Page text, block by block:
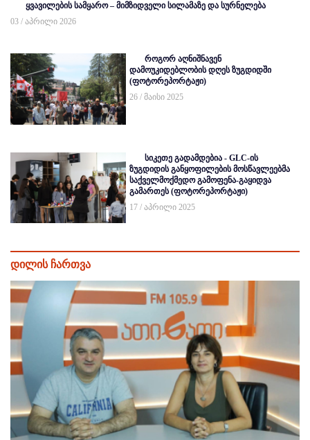
ყვავილების სამყარო – მიმზიდველი სილამაზე და სურნელება
03 / აპრილი 2026
როგორ აღნიშნავენ
დამოუკიდებლობის დღეს ზუგდიდში
(ფოტორეპორტაჟი)
26 / მაისი 2025
სიკეთე გადამდებია - GLC-ის
ზუგდიდის განყოფილების მოსწავლეებმა
საქველმოქმედო გამოფენა-გაყიდვა
გამართეს (ფოტორეპორტაჟი)
17 / აპრილი 2025
დილის ჩართვა